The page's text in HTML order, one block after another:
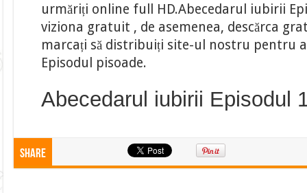
urmăriți online full HD.Abecedarul iubirii
viziona gratuit , de asemenea, descărca
marcați să distribuiți site-ul nostru pentru
Episodul pisoade.
Abecedarul iubirii Episodul
Share